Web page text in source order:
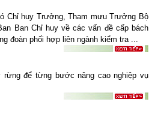
Chỉ huy Trưởng, Tham mưu Trưởng Bộ
Ban Chỉ huy về các vấn đề cấp bách
đoàn phối hợp liên ngành kiểm tra ...
để từng bước nâng cao nghiệp vụ